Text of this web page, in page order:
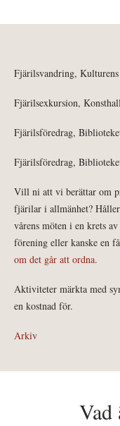
Fjärilsvandring,
Fjärilsexkursion,
Fjärilsföredrag,
Fjärilsföredrag,
Vill ni att vi berättar om
fjärilar i allmänhet?
vårens möten i en krets
förening eller kanske en
om det går att ordna.
Aktiviteter märkta med
en kostnad för.
Arkiv
Vad